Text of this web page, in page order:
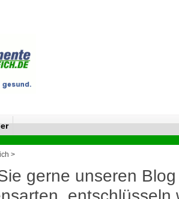
>
gerne unseren